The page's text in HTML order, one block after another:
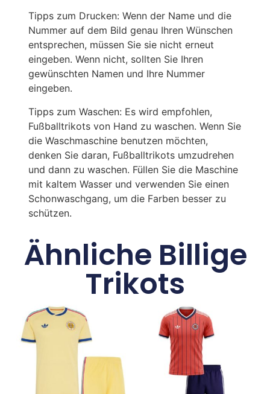
Tipps zum Drucken: Wenn der Name und die
Nummer auf dem Bild genau Ihren Wünschen
entsprechen, müssen Sie sie nicht erneut
eingeben. Wenn nicht, sollten Sie Ihren
gewünschten Namen und Ihre Nummer
eingeben.
Tipps zum Waschen: Es wird empfohlen,
Fußballtrikots von Hand zu waschen. Wenn Sie
die Waschmaschine benutzen möchten,
denken Sie daran, Fußballtrikots umzudrehen
und dann zu waschen. Füllen Sie die Maschine
mit kaltem Wasser und verwenden Sie einen
Schonwaschgang, um die Farben besser zu
schützen.
Ähnliche Billige
Trikots